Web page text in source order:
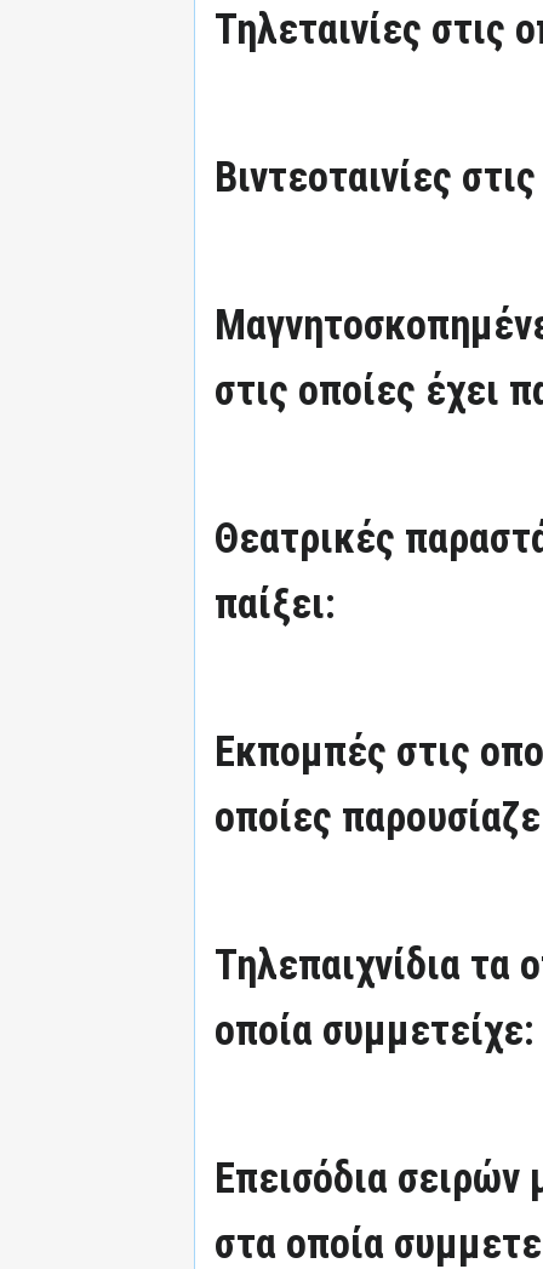
Τηλεταινίες στις
Βιντεοταινίες
στις οποίες έχει
Θεατρικές
παίξει:
Εκπομπές στις
οποίες
Τηλεπαιχνίδια τα
οποία συμμετείχε:
Επεισόδια
στα οποία